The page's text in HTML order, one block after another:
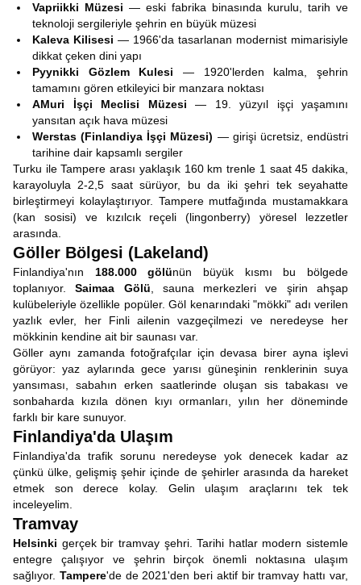
Vapriikki Müzesi — eski fabrika binasında kurulu, tarih ve
teknoloji sergileriyle şehrin en büyük müzesi
Kaleva Kilisesi — 1966'da tasarlanan modernist mimarisiyle
dikkat çeken dini yapı
Pyynikki Gözlem Kulesi — 1920'lerden kalma, şehrin
tamamını gören etkileyici bir manzara noktası
AMuri İşçi Meclisi Müzesi — 19. yüzyıl işçi yaşamını
yansıtan açık hava müzesi
Werstas (Finlandiya İşçi Müzesi) — girişi ücretsiz, endüstri
tarihine dair kapsamlı sergiler
Turku ile Tampere arası yaklaşık 160 km trenle 1 saat 45 dakika,
karayoluyla 2-2,5 saat sürüyor, bu da iki şehri tek seyahatte
birleştirmeyi kolaylaştırıyor. Tampere mutfağında mustamakkara
(kan sosisi) ve kızılcık reçeli (lingonberry) yöresel lezzetler
arasında.
Göller Bölgesi (Lakeland)
Finlandiya'nın 188.000 gölünün büyük kısmı bu bölgede
toplanıyor.Saimaa Gölü , sauna merkezleri ve şirin ahşap
kulübeleriyle özellikle popüler. Göl kenarındaki "mökki" adı verilen
yazlık evler, her Finli ailenin vazgeçilmezi ve neredeyse her
mökkinin kendine ait bir saunası var.
Göller aynı zamanda fotoğrafçılar için devasa birer ayna işlevi
görüyor: yaz aylarında gece yarısı güneşinin renklerinin suya
yansıması, sabahın erken saatlerinde oluşan sis tabakası ve
sonbaharda kızıla dönen kıyı ormanları, yılın her döneminde
farklı bir kare sunuyor.
Finlandiya'da Ulaşım
Finlandiya'da trafik sorunu neredeyse yok denecek kadar az
çünkü ülke, gelişmiş şehir içinde de şehirler arasında da hareket
etmek son derece kolay. Gelin ulaşım araçlarını tek tek
inceleyelim.
Tramvay
Helsinki gerçek bir tramvay şehri. Tarihi hatlar modern sistemle
entegre çalışıyor ve şehrin birçok önemli noktasına ulaşım
sağlıyor. Tampere'de de 2021'den beri aktif bir tramvay hattı var,